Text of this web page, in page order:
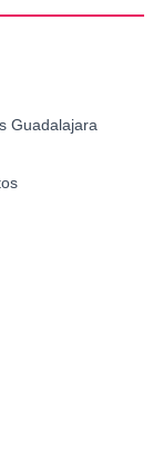
Guadalajara